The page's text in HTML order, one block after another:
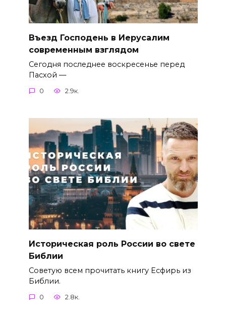
Въезд Господень в Иерусалим
современным взглядом
Сегодня последнее воскресенье перед
Пасхой —
0 2.9к.
Историческая роль России во свете
Библии
Советую всем прочитать книгу Есфирь из
Библии.
0 2.8к.